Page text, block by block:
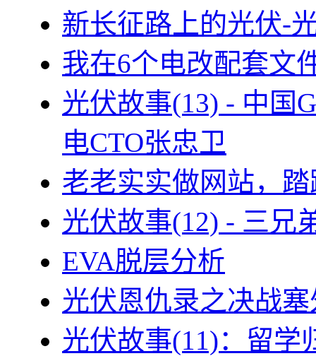
新长征路上的光伏-
我在6个电改配套文
光伏故事(13) - 中国
电CTO张忠卫
老老实实做网站，
光伏故事(12) - 三兄
EVA脱层分析
光伏恩仇录之决战
光伏故事(11)：留学